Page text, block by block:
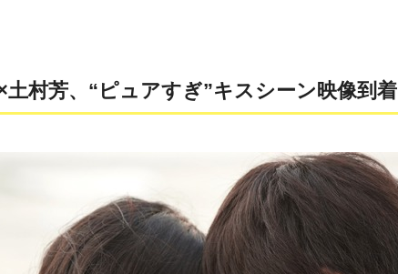
土村芳、“ピュアすぎ”キスシーン映像到着